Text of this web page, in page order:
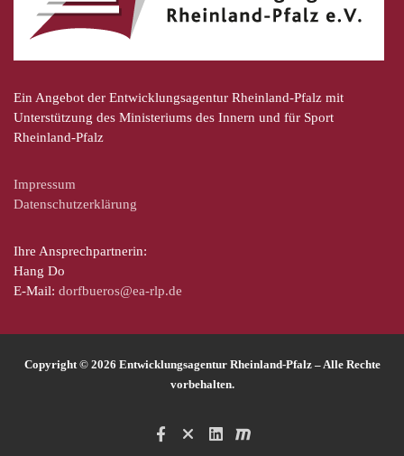
Ein Angebot der Entwicklungsagentur Rheinland-Pfalz mit
Unterstützung des Ministeriums des Innern und für Sport
Rheinland-Pfalz
Impressum
Datenschutzerklärung
Ihre Ansprechpartnerin:
Hang Do
E-Mail: dorfbueros@ea-rlp.de
Copyright © 2026 Entwicklungsagentur Rheinland-Pfalz – Alle Rechte
vorbehalten.